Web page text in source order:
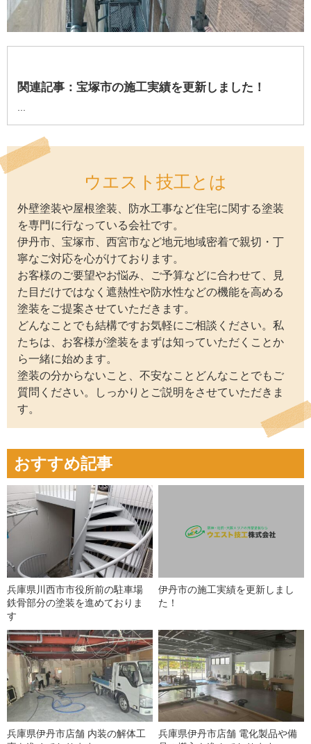
関連記事： 宝塚市の施工実績を更新しました！
ウエスト技工とは
外壁塗装や屋根塗装、防水工事など住宅に関する塗装
を専門に行なっている会社です。
伊丹市、宝塚市、西宮市など地元地域密着で親切・丁
寧なご対応を心がけております。
お客様のご要望やお悩み、ご予算などに合わせて、見
た目だけではなく遮熱性や防水性などの機能を高める
塗装をご提案させていただきます。
どんなことでも結構ですお気軽にご相談ください。私
たちは、お客様が塗装をまずは知っていただくことか
ら一緒に始めます。
塗装の分からないこと、不安なことどんなことでもご
質問ください。しっかりとご説明をさせていただきま
す。
おすすめ記事
兵庫県川西市市役所前の駐車場
鉄骨部分の塗装を進めておりま
す
伊丹市の施工実績を更新しまし
た！
兵庫県伊丹市店舗 内装の解体工
兵庫県伊丹市店舗 電化製品や備